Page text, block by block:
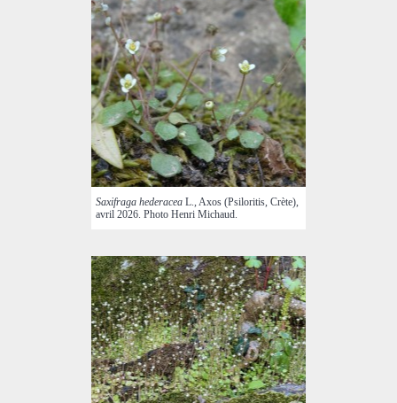
Saxifraga hederacea L., Axos (Psiloritis, Crète),
avril 2026. Photo Henri Michaud.